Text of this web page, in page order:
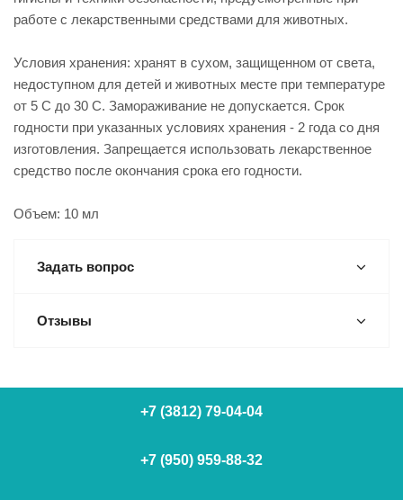
работе с лекарственными средствами для животных.
Условия хранения: хранят в сухом, защищенном от света,
недоступном для детей и животных месте при температуре
от 5 С до 30 С. Замораживание не допускается. Срок
годности при указанных условиях хранения - 2 года со дня
изготовления. Запрещается использовать лекарственное
средство после окончания срока его годности.
Объем: 10 мл
Задать вопрос
Отзывы
+7 (3812) 79-04-04
+7 (950) 959-88-32